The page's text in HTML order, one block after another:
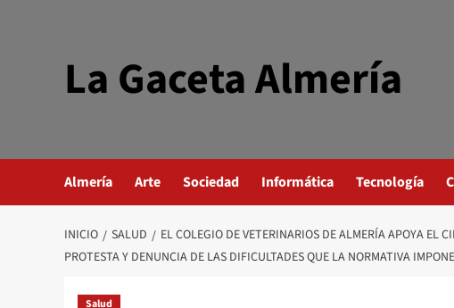
La Gaceta Almería
Almería Arte Sociedad Informática Tecnología
INICIO SALUD
EL COLEGIO DE VETERINARIOS DE ALMERÍA APOYA EL
PROTESTA Y DENUNCIA DE LAS DIFICULTADES QUE LA NORMATIVA
Salud